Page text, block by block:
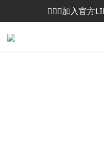
😎加入會員
💁🏻‍♀️加入官方
😎加入會